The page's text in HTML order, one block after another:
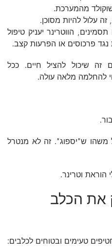
מהמערכת.
עלול להיות מסוכן.
הווטרינר יעניק טיפול
נגד פרכוסים או הפרעות קצב.
זה שיכול להציל חיים. ככל
להחלמה מלאה עולה.
ש"יספוג". זה לא מנטרל
וטרינר.
את הכלב
טעימים ובטוחים לכלבים: